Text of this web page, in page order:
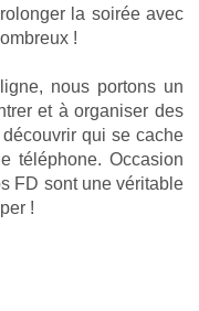
la soirée avec
!
nous portons un
et à organiser des
qui se cache
téléphone. Occasion
FD sont une véritable
!